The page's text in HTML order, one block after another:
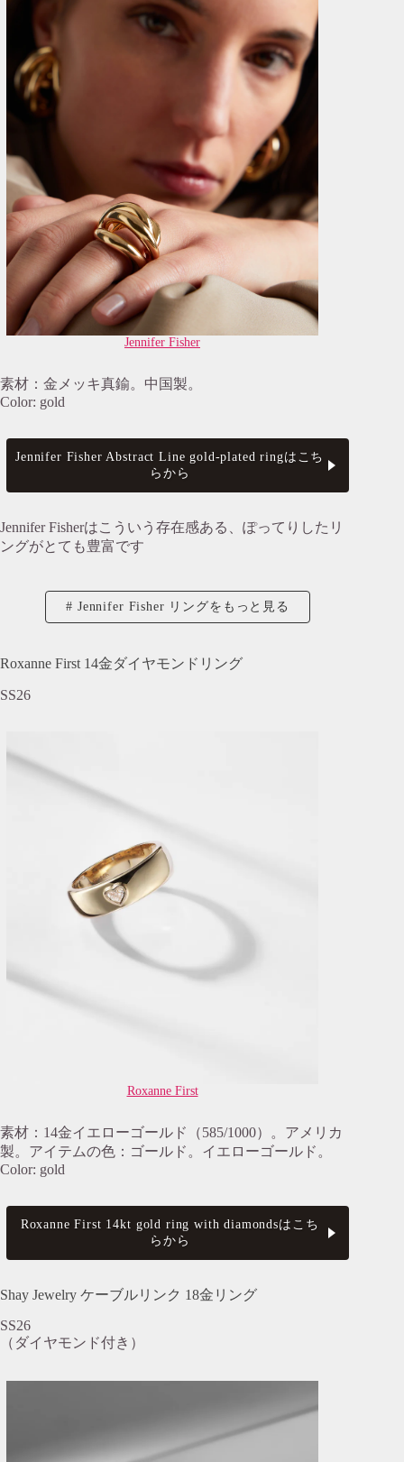
Jennifer Fisher
素材：金メッキ真鍮。中国製。
Color: gold
Jennifer Fisher Abstract Line gold-plated ringはこち
らから
Jennifer Fisherはこういう存在感ある、ぽってりしたリ
ングがとても豊富です
Jennifer Fisher リングをもっと見る
Roxanne First 14金ダイヤモンドリング
SS26
Roxanne First
素材：14金イエローゴールド（585/1000）。アメリカ
製。アイテムの色：ゴールド。イエローゴールド。
Color: gold
Roxanne First 14kt gold ring with diamondsはこち
らから
Shay Jewelry ケーブルリンク 18金リング
SS26
（ダイヤモンド付き）